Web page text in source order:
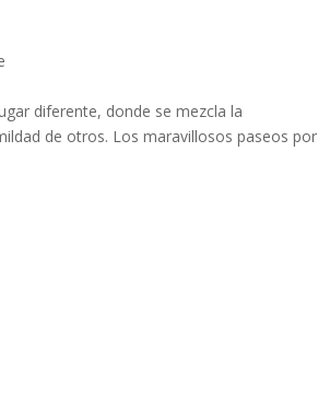
diferente, donde se mezcla la
de otros. Los maravillosos paseos por